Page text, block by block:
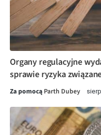
Organy regulacyjne
sprawie ryzyka
Za pomocą Parth Dubey